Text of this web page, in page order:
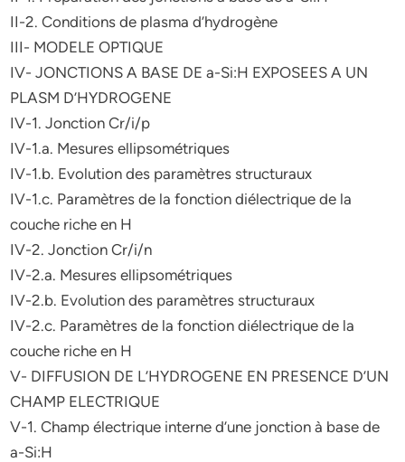
II-2. Conditions de plasma d’hydrogène
III- MODELE OPTIQUE
IV- JONCTIONS A BASE DE a-Si:H EXPOSEES A UN
PLASM D’HYDROGENE
IV-1. Jonction Cr/i/p
IV-1.a. Mesures ellipsométriques
IV-1.b. Evolution des paramètres structuraux
IV-1.c. Paramètres de la fonction diélectrique de la
couche riche en H
IV-2. Jonction Cr/i/n
IV-2.a. Mesures ellipsométriques
IV-2.b. Evolution des paramètres structuraux
IV-2.c. Paramètres de la fonction diélectrique de la
couche riche en H
V- DIFFUSION DE L’HYDROGENE EN PRESENCE D’UN
CHAMP ELECTRIQUE
V-1. Champ électrique interne d’une jonction à base de
a-Si:H